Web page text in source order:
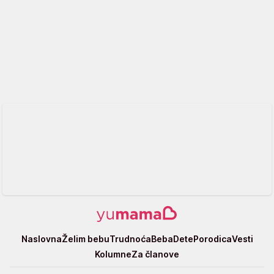
Yumama
NaslovnaŽelim bebuTrudnoćaBebaDetePorodicaVesti
KolumneZa članove